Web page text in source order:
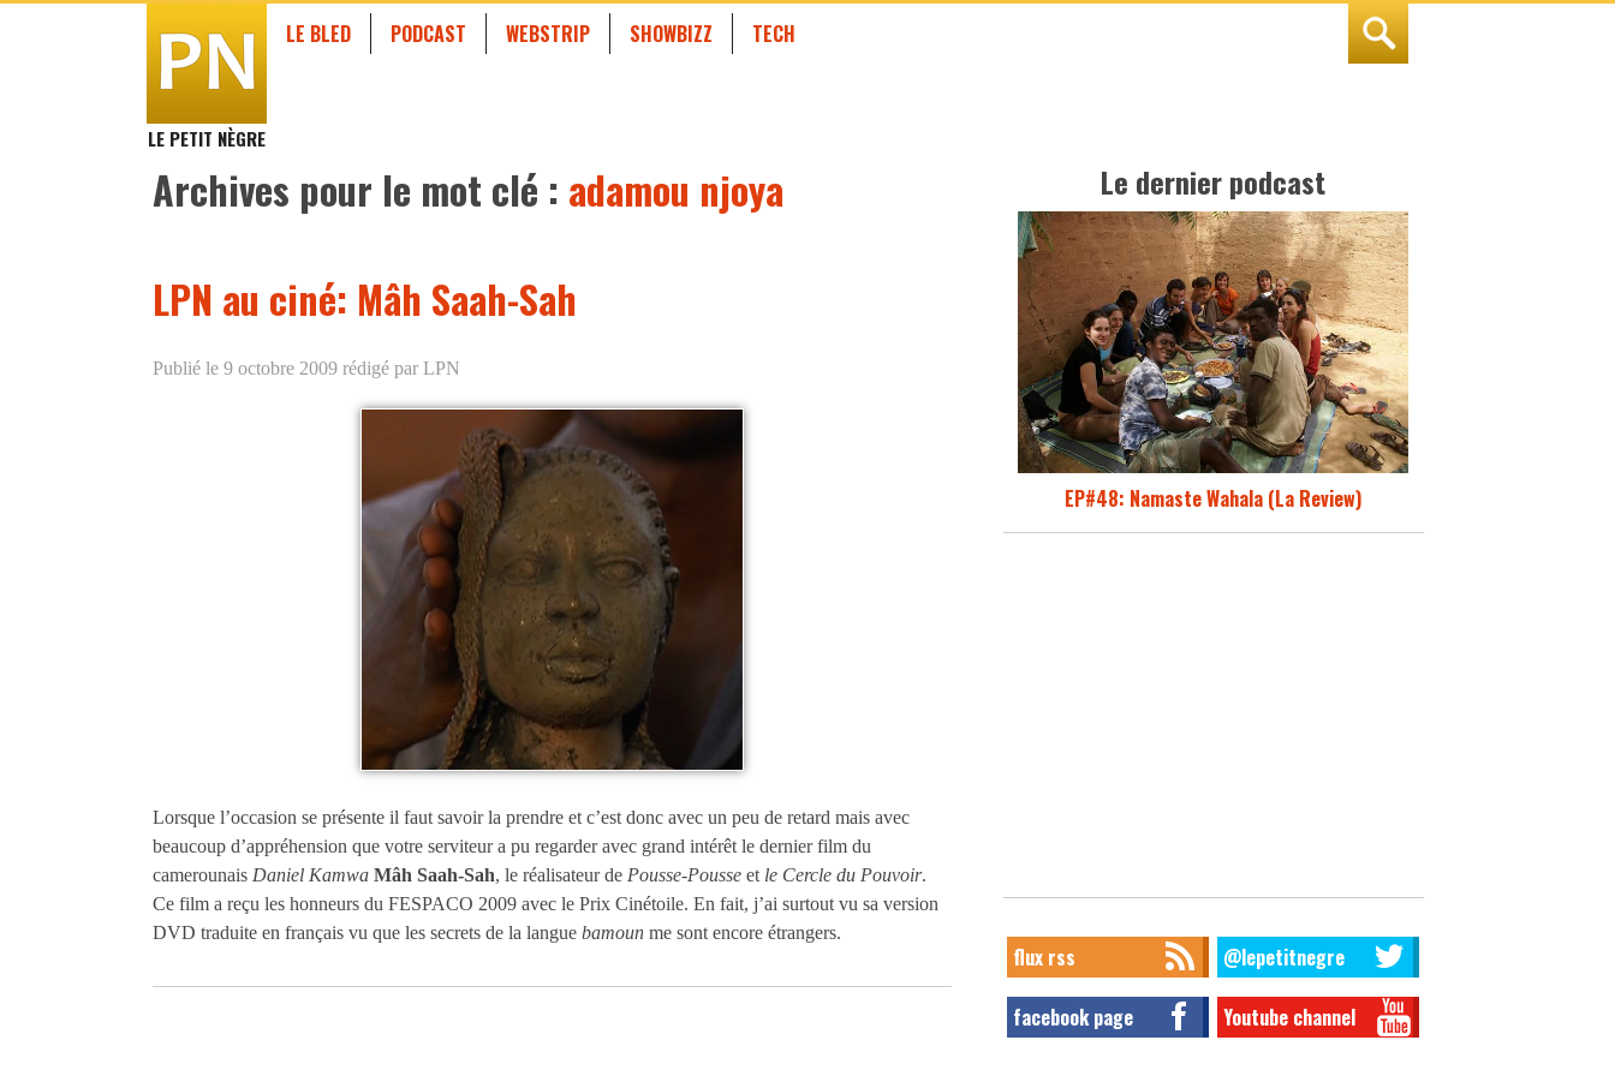
LE PETIT NÈGRE
LE BLED PODCAST WEBSTRIP SHOWBIZZ TECH
Archives pour le mot clé : adamou njoya
LPN au ciné: Mâh Saah-Sah
Publié le 9 octobre 2009 rédigé par LPN
Lorsque l’occasion se présente il faut savoir la prendre et c’est donc avec un peu de retard mais avec
beaucoup d’appréhension que votre serviteur a pu regarder avec grand intérêt le dernier film du
camerounais Daniel Kamwa Mâh Saah-Sah, le réalisateur de Pousse-Pousse et le Cercle du Pouvoir.
Ce film a reçu les honneurs du FESPACO 2009 avec le Prix Cinétoile. En fait, j’ai surtout vu sa version
DVD traduite en français vu que les secrets de la langue bamoun me sont encore étrangers.
Le dernier podcast
EP#48: Namaste Wahala (La Review)
flux rss @lepetitnegre
facebook page Youtube channel